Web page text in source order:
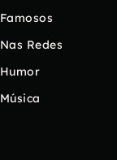
Famosos
Nas Redes
Humor
Música